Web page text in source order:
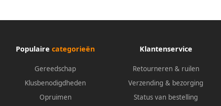
Populaire categorieën
Gereedschap
Klusbenodigdheden
Opruimen
Klantenservice
Retourneren & ruilen
Verzending & bezorging
Status van bestelling